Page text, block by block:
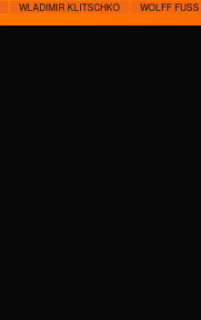
WLADIMIR KLITSCHKO WOLFF FUSS